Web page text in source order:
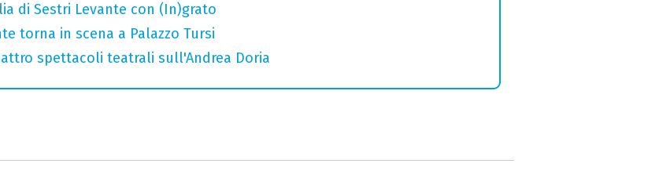
di Sestri Levante con (In)grato
torna in scena a Palazzo Tursi
spettacoli teatrali sull'Andrea Doria